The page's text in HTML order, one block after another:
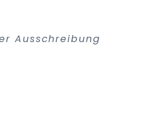
Ausschreibung